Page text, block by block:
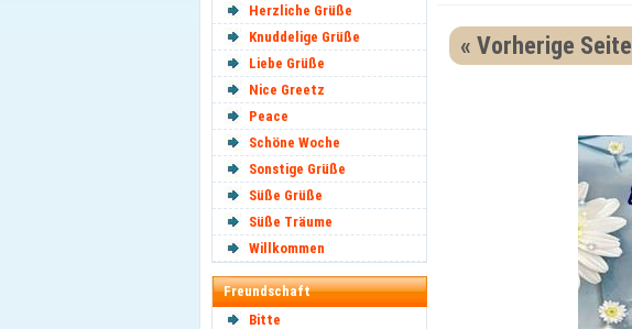
Herzliche Grüße
Knuddelige Grüße
Liebe Grüße
Nice Greetz
Peace
Schöne Woche
Sonstige Grüße
Süße Grüße
Süße Träume
Willkommen
Freundschaft
Bitte
« Vorherige Seite